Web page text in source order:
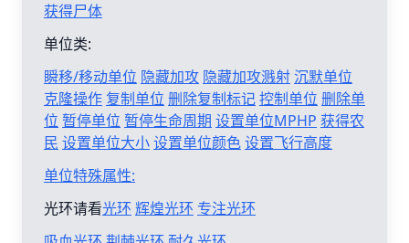
获得尸体
单位类:
瞬移/移动单位 隐藏加攻 隐藏加攻溅射沉默单位
克隆操作 复制单位 删除复制标记控制单位 删除单
位 暂停单位 暂停生命周期 设置单位MPHP 获得农
民 设置单位大小设置单位颜色设置飞行高度
单位特殊属性:
光环请看光环 辉煌光环 专注光环